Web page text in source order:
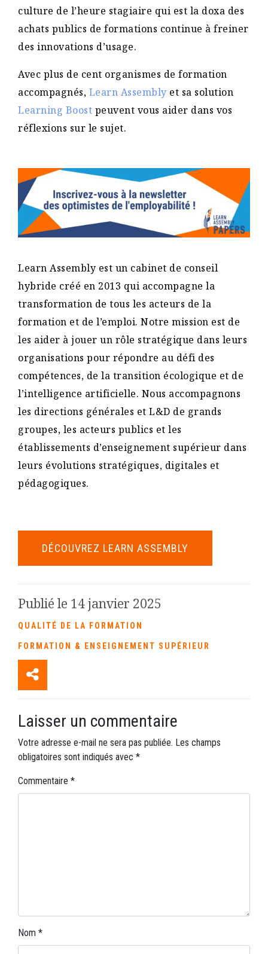
culture de l’heure stagiaire qui est la doxa des
achats publics de formations continue à freiner
des innovations d’usage.
Avec plus de cent organismes de formation
accompagnés, Learn Assembly et sa solution
Learning Boost peuvent vous aider dans vos
réflexions sur le sujet.
Learn Assembly est un cabinet de conseil
hybride créé en 2013 qui accompagne la
transformation de tous les acteurs de la
formation et de l’emploi. Notre mission est de
les aider à jouer un rôle stratégique dans leurs
organisations pour répondre au défi des
compétences, de la transition écologique et de
l’intelligence artificielle. Nous accompagnons
les directions générales et L&D de grands
groupes, les acteurs publics et les
établissements d’enseignement supérieur dans
leurs évolutions stratégiques, digitales et
pédagogiques.
DÉCOUVREZ LEARN ASSEMBLY
Publié le 14 janvier 2025
QUALITÉ DE LA FORMATION
FORMATION & ENSEIGNEMENT SUPÉRIEUR
Laisser un commentaire
Votre adresse e-mail ne sera pas publiée. Les champs
obligatoires sont indiqués avec *
Commentaire *
Nom *